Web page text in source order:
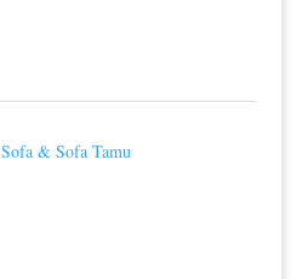
Sofa & Sofa Tamu